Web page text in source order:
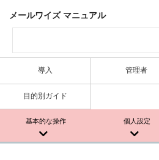
メールワイズ マニュアル
導入 管理者
目的別ガイド
基本的な操作 個人設定